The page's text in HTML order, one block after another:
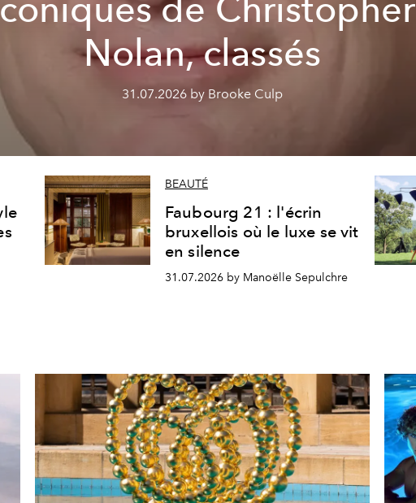
de Christopher
Nolan, classés
31.07.2026 by Brooke Culp
BEAUTÉ
Faubourg 21 : l'écrin
bruxellois où le luxe se vit
en silence
31.07.2026 by Manoëlle Sepulchre